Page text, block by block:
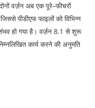
वर्ज़न अब एक पूरे–फीचरों
जिससे पीडीएफ फाइलों को विभिन्न
हो गया है। वर्ज़न 8.1 से शुरू
कार्य करने की अनुमति